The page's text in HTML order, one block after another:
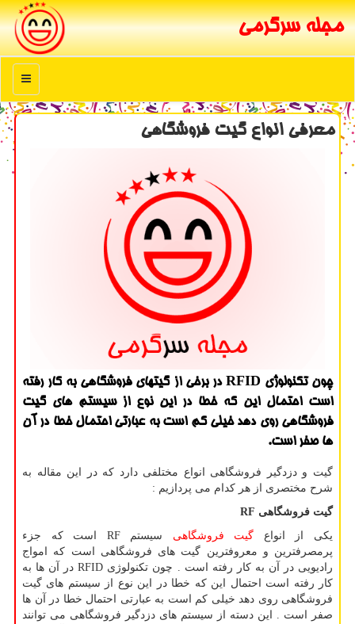
مجله سرگرمی
منو
معرفی انواع گیت فروشگاهی
چون تكنولوژی RFID در برخی از گیتهای فروشگاهی به كار رفته
است احتمال این كه خطا در این نوع از سیستم های گیت
فروشگاهی روی دهد خیلی كم است به عبارتی احتمال خطا در آن
ها صفر است.
گیت و دزدگیر فروشگاهی انواع مختلفی دارد که در این مقاله به
شرح مختصری از هر کدام می پردازیم :
گیت فروشگاهی RF
یکی از انواع گیت فروشگاهی سیستمRF است که جزء
پرمصرفترین و معروفترین گیت های فروشگاهی است که امواج
رادیویی در آن به کار رفته است . چون تکنولوژی RFIDدر آن ها به
کار رفته است احتمال این که خطا در این نوع از سیستم های گیت
فروشگاهی روی دهد خیلی کم است به عبارتی احتمال خطا در آن ها
صفر است . این دسته از سیستم های دزدگیر فروشگاهی می توانند